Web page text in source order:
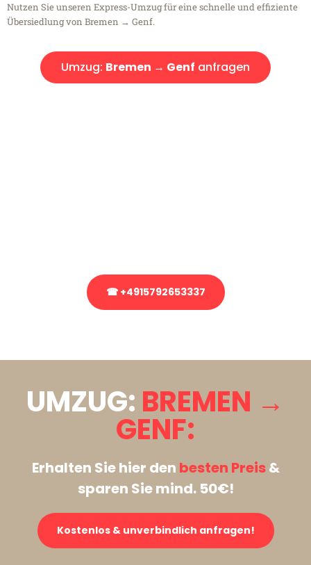
Nutzen Sie unseren Express-Umzug für eine schnelle und effiziente
Übersiedlung von Bremen → Genf.
Umzug: Bremen → Genf anfragen
☎ +4915792653337
UMZUG: BREMEN →
GENF:
Erhalten Sie hier den besten Preis&
sparen Sie mind. 50€!
Kostenlos & unverbindlich anfragen!